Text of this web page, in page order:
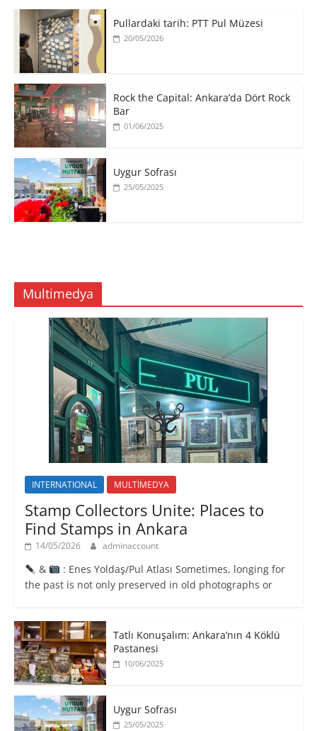
Pullardaki tarih: PTT Pul Müzesi
20/05/2026
Rock the Capital: Ankara’da Dört Rock
Bar
01/06/2025
Uygur Sofrası
25/05/2025
Multimedya
INTERNATIONAL MULTİMEDYA
Stamp Collectors Unite: Places to
Find Stamps in Ankara
14/05/2026 adminaccount
&
: Enes Yoldaş/Pul Atlası Sometimes, longing for
the past is not only preserved in old photographs or
Tatlı Konuşalım: Ankara’nın 4 Köklü
Pastanesi
10/06/2025
Uygur Sofrası
25/05/2025